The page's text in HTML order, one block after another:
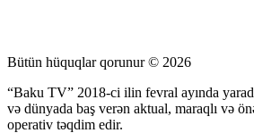
Bütün hüquqlar qorunur © 2026
“Baku TV” 2018-ci ilin fevral ayında
və dünyada baş verən aktual, maraqlı və
operativ təqdim edir.